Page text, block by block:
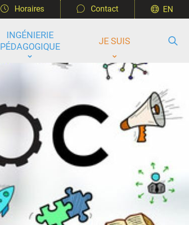
Horaires Contact EN
INGÉNIERIE
PÉDAGOGIQUE
JE SUIS